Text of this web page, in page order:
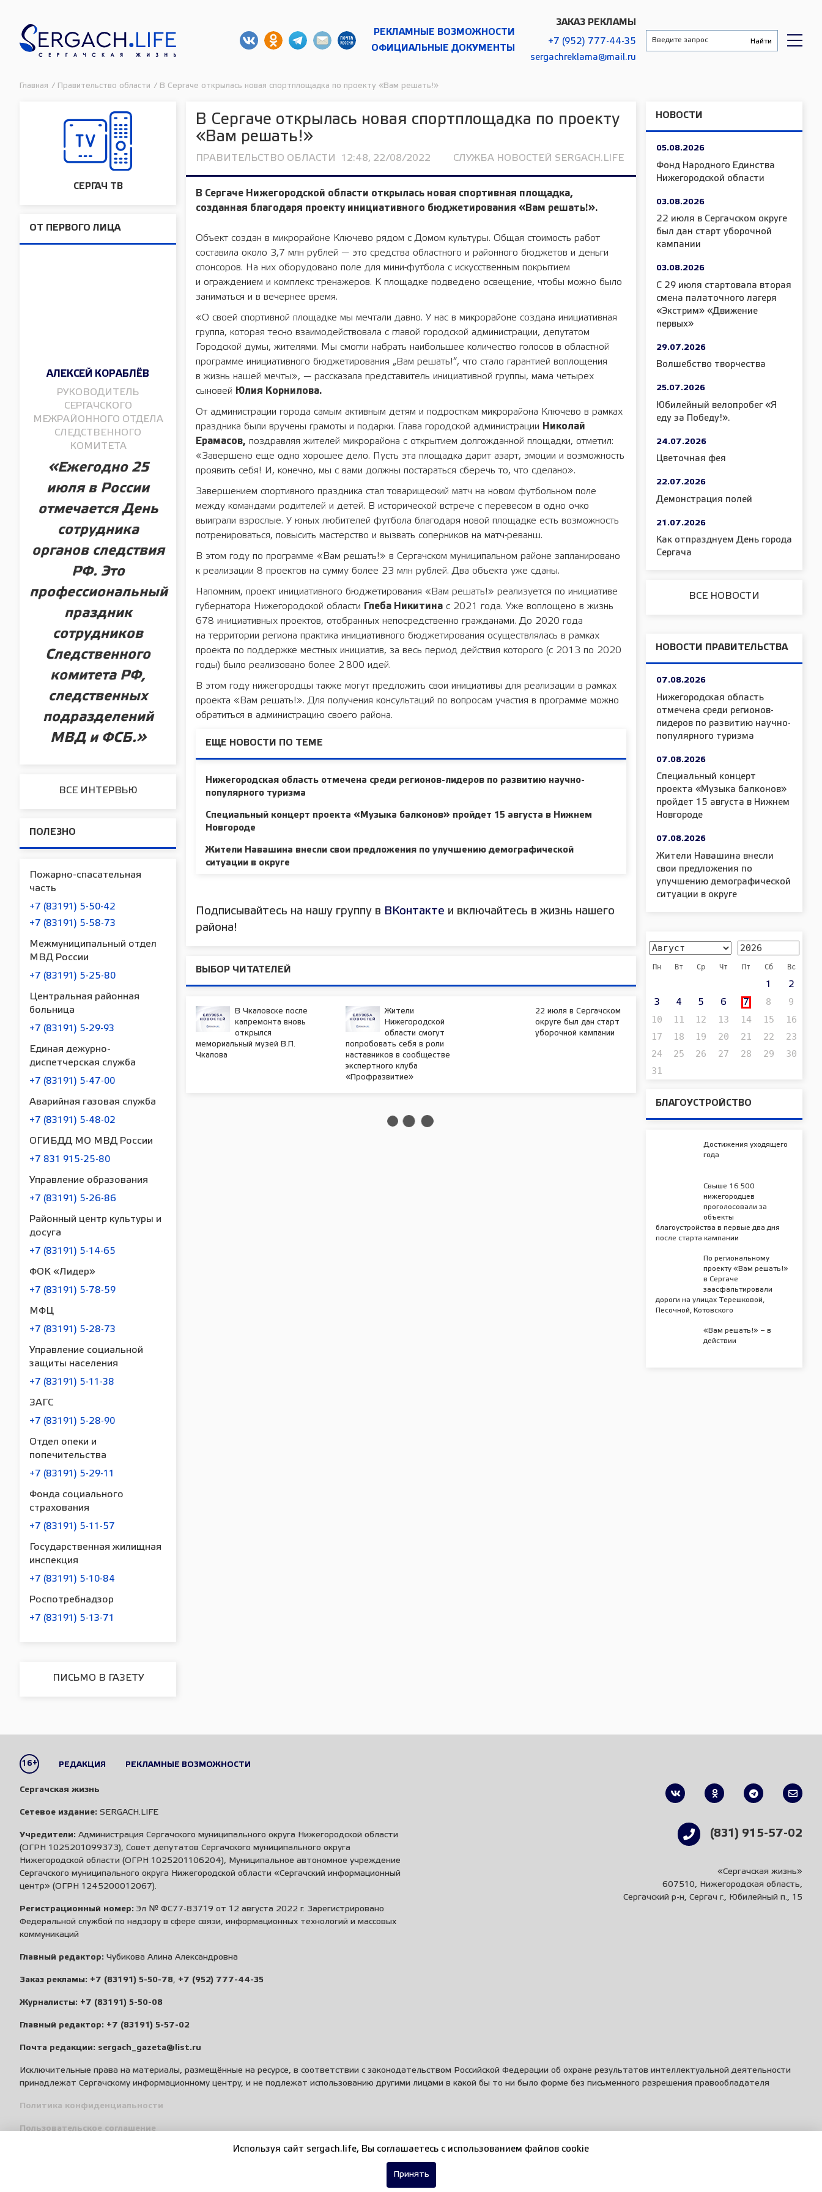
РЕКЛАМНЫЕ ВОЗМОЖНОСТИ
ОФИЦИАЛЬНЫЕ ДОКУМЕНТЫ
ЗАКАЗ РЕКЛАМЫ
+7 (952) 777-44-35
sergachreklama@mail.ru
Главная / Правительство области / В Сергаче открылась новая спортплощадка по проекту «Вам решать!»
СЕРГАЧ ТВ
ОТ ПЕРВОГО ЛИЦА
АЛЕКСЕЙ КОРАБЛЁВ
РУКОВОДИТЕЛЬ
СЕРГАЧСКОГО
МЕЖРАЙОННОГО ОТДЕЛА
СЛЕДСТВЕННОГО
КОМИТЕТА
«Ежегодно 25
июля в России
отмечается День
сотрудника
органов следствия
РФ. Это
профессиональный
праздник
сотрудников
Следственного
комитета РФ,
следственных
подразделений
МВД и ФСБ.»
ВСЕ ИНТЕРВЬЮ
ПОЛЕЗНО
Пожарно-спасательная
часть
+7 (83191) 5-50-42
+7 (83191) 5-58-73
Межмуниципальный отдел
МВД России
+7 (83191) 5-25-80
Центральная районная
больница
+7 (83191) 5-29-93
Единая дежурно-
диспетчерская служба
+7 (83191) 5-47-00
Аварийная газовая служба
+7 (83191) 5-48-02
ОГИБДД МО МВД России
+7 831 915-25-80
Управление образования
+7 (83191) 5-26-86
Районный центр культуры и
досуга
+7 (83191) 5-14-65
ФОК «Лидер»
+7 (83191) 5-78-59
МФЦ
+7 (83191) 5-28-73
Управление социальной
защиты населения
+7 (83191) 5-11-38
ЗАГС
+7 (83191) 5-28-90
Отдел опеки и
попечительства
+7 (83191) 5-29-11
Фонда социального
страхования
+7 (83191) 5-11-57
Государственная жилищная
инспекция
+7 (83191) 5-10-84
Роспотребнадзор
+7 (83191) 5-13-71
ПИСЬМО В ГАЗЕТУ
В Сергаче открылась новая спортплощадка по проекту
«Вам решать!»
ПРАВИТЕЛЬСТВО ОБЛАСТИ 12:48, 22/08/2022 СЛУЖБА НОВОСТЕЙ SERGACH.LIFE
В Сергаче Нижегородской области открылась новая спортивная площадка,
созданная благодаря проекту инициативного бюджетирования «Вам решать!».
Объект создан в микрорайоне Ключево рядом с Домом культуры. Общая стоимость работ
составила около 3,7 млн рублей — это средства областного и районного бюджетов и деньги
спонсоров. На них оборудовано поле для мини-футбола с искусственным покрытием
и ограждением и комплекс тренажеров. К площадке подведено освещение, чтобы можно было
заниматься и в вечернее время.
«О своей спортивной площадке мы мечтали давно. У нас в микрорайоне создана инициативная
группа, которая тесно взаимодействовала с главой городской администрации, депутатом
Городской думы, жителями. Мы смогли набрать наибольшее количество голосов в областной
программе инициативного бюджетирования „Вам решать!“, что стало гарантией воплощения
в жизнь нашей мечты», — рассказала представитель инициативной группы, мама четырех
сыновей Юлия Корнилова.
От администрации города самым активным детям и подросткам микрорайона Ключево в рамках
праздника были вручены грамоты и подарки. Глава городской администрации Николай
Ерамасов, поздравляя жителей микрорайона с открытием долгожданной площадки, отметил:
«Завершено еще одно хорошее дело. Пусть эта площадка дарит азарт, эмоции и возможность
проявить себя! И, конечно, мы с вами должны постараться сберечь то, что сделано».
Завершением спортивного праздника стал товарищеский матч на новом футбольном поле
между командами родителей и детей. В исторической встрече с перевесом в одно очко
выиграли взрослые. У юных любителей футбола благодаря новой площадке есть возможность
потренироваться, повысить мастерство и вызвать соперников на матч-реванш.
В этом году по программе «Вам решать!» в Сергачском муниципальном районе запланировано
к реализации 8 проектов на сумму более 23 млн рублей. Два объекта уже сданы.
Напомним, проект инициативного бюджетирования «Вам решать!» реализуется по инициативе
губернатора Нижегородской области
Глеба Никитина с 2021 года. Уже воплощено в жизнь
678 инициативных проектов, отобранных непосредственно гражданами. До 2020 года
на территории региона практика инициативного бюджетирования осуществлялась в рамках
проекта по поддержке местных инициатив, за весь период действия которого (с 2013 по 2020
годы) было реализовано более 2 800 идей.
В этом году нижегородцы также могут предложить свои инициативы для реализации в рамках
проекта «Вам решать!». Для получения консультаций по вопросам участия в программе можно
обратиться в администрацию своего района.
ЕЩЕ НОВОСТИ ПО ТЕМЕ
Нижегородская область отмечена среди регионов-лидеров по развитию научно-
популярного туризма
Специальный концерт проекта «Музыка балконов» пройдет 15 августа в Нижнем
Новгороде
Жители Навашина внесли свои предложения по улучшению демографической
ситуации в округе
Подписывайтесь на нашу группу в ВКонтакте и включайтесь в жизнь нашего
района!
ВЫБОР ЧИТАТЕЛЕЙ
В Чкаловске после
капремонта вновь
открылся
мемориальный музей В.П.
Чкалова
Жители
Нижегородской
области смогут
попробовать себя в роли
наставников в сообществе
экспертного клуба
«Профразвитие»
22 июля в Сергачском
округе был дан старт
уборочной кампании
НОВОСТИ
05.08.2026
Фонд Народного Единства
Нижегородской области
03.08.2026
22 июля в Сергачском округе
был дан старт уборочной
кампании
03.08.2026
С 29 июля стартовала вторая
смена палаточного лагеря
«Экстрим» «Движение
первых»
29.07.2026
Волшебство творчества
25.07.2026
Юбилейный велопробег «Я
еду за Победу!».
24.07.2026
Цветочная фея
22.07.2026
Демонстрация полей
21.07.2026
Как отпразднуем День города
Сергача
ВСЕ НОВОСТИ
НОВОСТИ ПРАВИТЕЛЬСТВА
07.08.2026
Нижегородская область
отмечена среди регионов-
лидеров по развитию научно-
популярного туризма
07.08.2026
Специальный концерт
проекта «Музыка балконов»
пройдет 15 августа в Нижнем
Новгороде
07.08.2026
Жители Навашина внесли
свои предложения по
улучшению демографической
ситуации в округе
Пн Вт Ср Чт Пт Сб Вс
1 2
3 4 5 6 7 8
9
10
11 12 13 14 15
16
17
18 19 20 21 22
23
24
25 26 27 28 29
30
31
БЛАГОУСТРОЙСТВО
Достижения уходящего
года
Свыше 16 500
нижегородцев
проголосовали за
объекты
благоустройства в первые два дня
после старта кампании
По региональному
проекту «Вам решать!»
в Сергаче
заасфальтировали
дороги на улицах Терешковой,
Песочной, Котовского
«Вам решать!» – в
действии
16+ РЕДАКЦИЯ РЕКЛАМНЫЕ ВОЗМОЖНОСТИ
Сергачская жизнь
Сетевое издание: SERGACH.LIFE
Учредители: Администрация Сергачского муниципального округа Нижегородской области
(ОГРН 1025201099373), Совет депутатов Сергачского муниципального округа
Нижегородской области (ОГРН 1025201106204), Муниципальное автономное учреждение
Сергачского муниципального округа Нижегородской области «Сергачский информационный
центр» (ОГРН 1245200012067).
Регистрационный номер: Эл № ФС77-83719 от 12 августа 2022 г. Зарегистрировано
Федеральной службой по надзору в сфере связи, информационных технологий и массовых
коммуникаций
Главный редактор: Чубикова Алина Александровна
Заказ рекламы: +7 (83191) 5-50-78, +7 (952) 777-44-35
Журналисты: +7 (83191) 5-50-08
Главный редактор: +7 (83191) 5-57-02
Почта редакции: sergach_gazeta@list.ru
(831) 915-57-02
«Сергачская жизнь»
607510, Нижегородская область,
Сергачский р-н, Сергач г., Юбилейный п., 15
Исключительные права на материалы, размещённые на ресурсе, в соответствии с законодательством Российской Федерации об охране результатов интеллектуальной деятельности
принадлежат Сергачскому информационному центру, и не подлежат использованию другими лицами в какой бы то ни было форме без письменного разрешения правообладателя
Политика конфиденциальности
Пользовательское соглашение
Используя сайт sergach.life, Вы соглашаетесь c использованием файлов cookie
Принять